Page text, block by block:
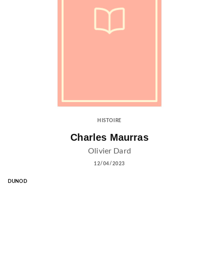
HISTOIRE
Charles Maurras
Olivier Dard
12/04/2023
DUNOD